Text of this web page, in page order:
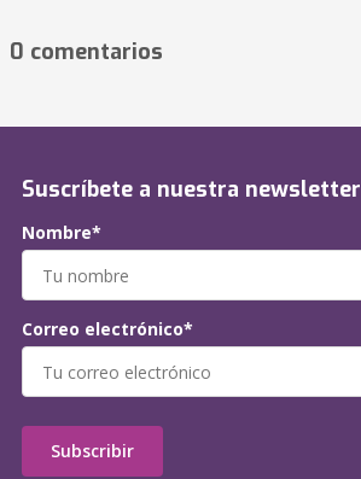
0 comentarios
Suscríbete a nuestra newsletter
Nombre*
Correo electrónico*
Subscribir